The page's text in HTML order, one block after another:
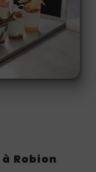
Robion